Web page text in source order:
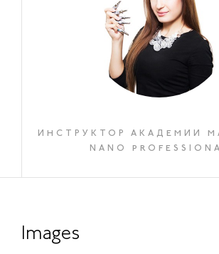
ИНСТРУКТОР АКАДЕМИИ
NANO
Images